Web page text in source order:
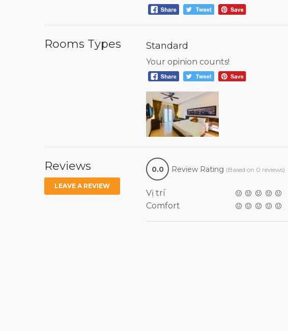
Rooms Types Standard
Your opinion counts!
Reviews
LEAVE A REVIEW
0.0 Review Rating (Based on 0 reviews)
Vị trí
Comfort